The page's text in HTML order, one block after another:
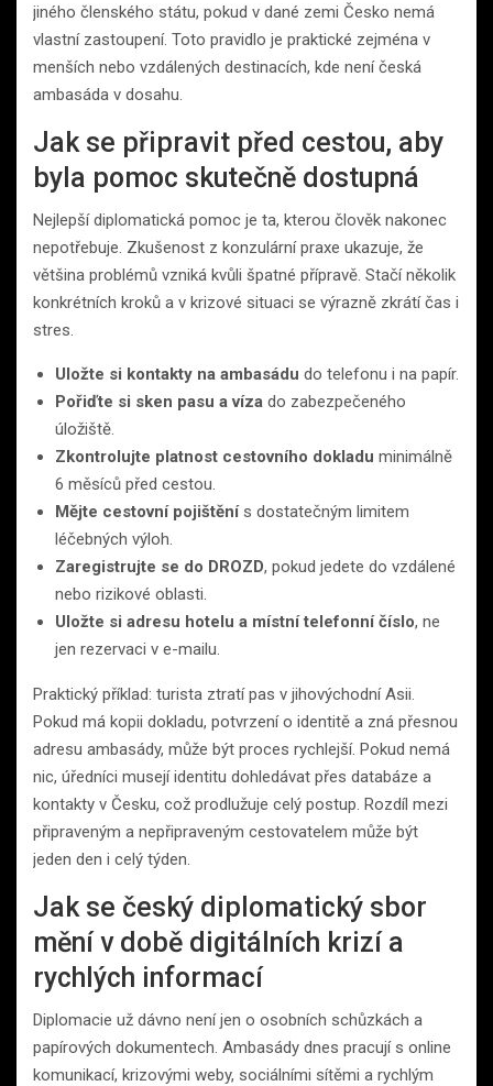
jiného členského státu, pokud v dané zemi Česko nemá
vlastní zastoupení. Toto pravidlo je praktické zejména v
menších nebo vzdálených destinacích, kde není česká
ambasáda v dosahu.
Jak se připravit před cestou, aby
byla pomoc skutečně dostupná
Nejlepší diplomatická pomoc je ta, kterou člověk nakonec
nepotřebuje. Zkušenost z konzulární praxe ukazuje, že
většina problémů vzniká kvůli špatné přípravě. Stačí několik
konkrétních kroků a v krizové situaci se výrazně zkrátí čas i
stres.
Uložte si kontakty na ambasádu do telefonu i na papír.
Pořiďte si sken pasu a víza do zabezpečeného
úložiště.
Zkontrolujte platnost cestovního dokladu minimálně
6 měsíců před cestou.
Mějte cestovní pojištěnís dostatečným limitem
léčebných výloh.
Zaregistrujte se do DROZD, pokud jedete do vzdálené
nebo rizikové oblasti.
Uložte si adresu hotelu a místní telefonní číslo, ne
jen rezervaci v e-mailu.
Praktický příklad: turista ztratí pas v jihovýchodní Asii.
Pokud má kopii dokladu, potvrzení o identitě a zná přesnou
adresu ambasády, může být proces rychlejší. Pokud nemá
nic, úředníci musejí identitu dohledávat přes databáze a
kontakty v Česku, což prodlužuje celý postup. Rozdíl mezi
připraveným a nepřipraveným cestovatelem může být
jeden den i celý týden.
Jak se český diplomatický sbor
mění v době digitálních krizí a
rychlých informací
Diplomacie už dávno není jen o osobních schůzkách a
papírových dokumentech. Ambasády dnes pracují s online
komunikací, krizovými weby, sociálními sítěmi a rychlým